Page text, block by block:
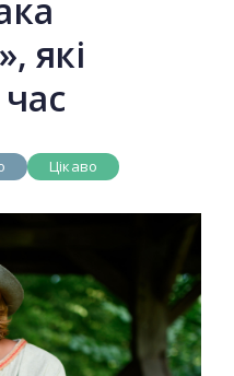
які
Цікаво